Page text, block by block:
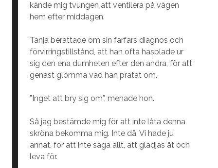
kände mig tvungen att ventilera på vägen
hem efter middagen.
Tanja berättade om sin farfars diagnos och
förvirringstillstånd, att han ofta hasplade ur
sig den ena dumheten efter den andra, för att
genast glömma vad han pratat om.
”Inget att bry sig om”, menade hon.
Så jag bestämde mig för att inte låta denna
skröna bekomma mig. Inte då. Vi hade ju
annat, för att inte säga allt, att glädjas åt och
leva för.